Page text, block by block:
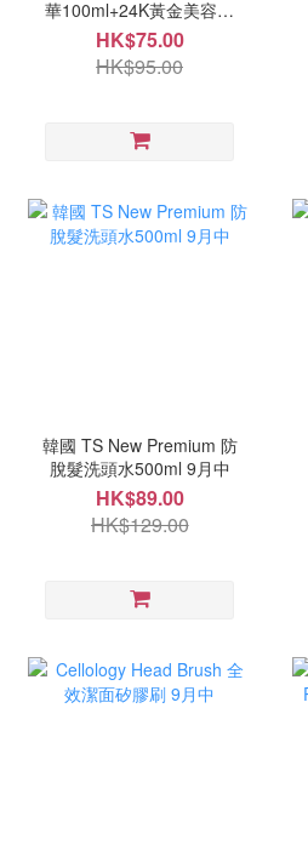
華100ml+24K黃金美容套
裝 9月尾
HK$75.00
HK$95.00
韓國 TS New Premium 防
脫髮洗頭水500ml 9月中
HK$89.00
HK$129.00